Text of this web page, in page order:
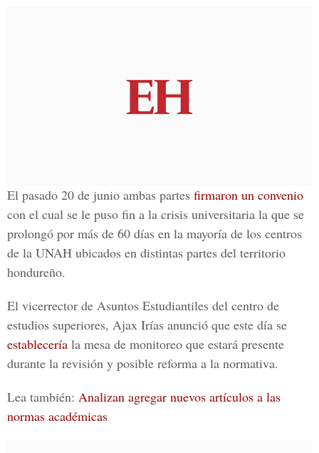
El pasado 20 de junio ambas partes firmaron un convenio
con el cual se le puso fin a la crisis universitaria la que se
prolongó por más de 60 días en la mayoría de los centros
de la UNAH ubicados en distintas partes del territorio
hondureño.
El vicerrector de Asuntos Estudiantiles del centro de
estudios superiores, Ajax Irías anunció que este día se
establecería la mesa de monitoreo que estará presente
durante la revisión y posible reforma a la normativa.
Lea también: Analizan agregar nuevos artículos a las
normas académicas